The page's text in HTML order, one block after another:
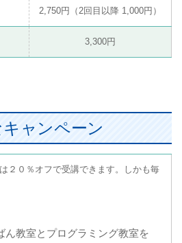
2,750円（2回目以降 1,000円）
3,300円
ャンペーン
２０％オフで受講できます。しかも毎
ん教室とプログラミング教室を